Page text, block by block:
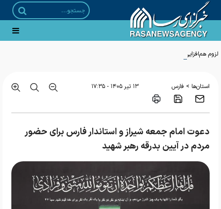
لزوم هم‌افزایی دستگاه‌ها برای تقویت امنیت اجتماعی روستاییان و عشایر قم
استان‌ها > فارس ۱۳ تير ۱۴۰۵ - ۱۷:۳۵
دعوت امام جمعه شیراز و استاندار فارس برای حضور
مردم در آیین بدرقه رهبر شهید